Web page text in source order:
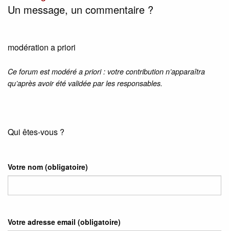
Un message, un commentaire ?
modération a priori
Ce forum est modéré a priori : votre contribution n’apparaîtra
qu’après avoir été validée par les responsables.
Qui êtes-vous ?
Votre nom (obligatoire)
Votre adresse email (obligatoire)